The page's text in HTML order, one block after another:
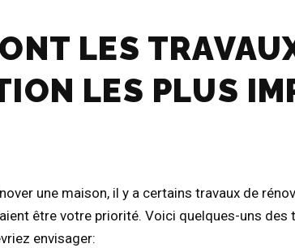
LES
LES PLUS
une maison, il y a certains travaux de
être votre priorité. Voici quelques-uns des
envisager: